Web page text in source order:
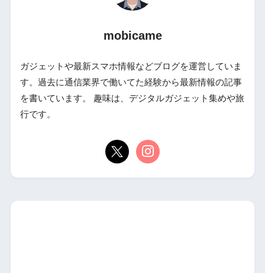
mobicame
ガジェットや最新スマホ情報などブログを運営していま
す。過去に通信業界で働いてた経験から最新情報の記事
を書いています。 趣味は、デジタルガジェット集めや旅
行です。